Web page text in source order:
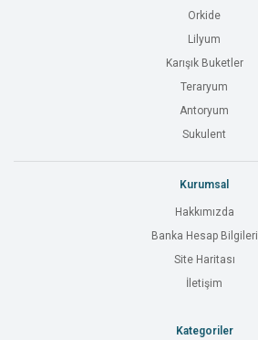
Orkide
Lilyum
Karışık Buketler
Teraryum
Antoryum
Sukulent
Kurumsal
Hakkımızda
Banka Hesap Bilgileri
Site Haritası
İletişim
Kategoriler